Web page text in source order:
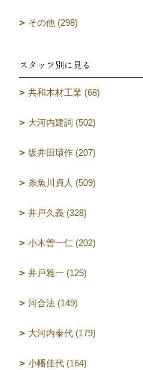
その他 (298)
スタッフ別に見る
共和木材工業 (68)
大河内建詞 (502)
坂井田環作 (207)
糸魚川貞人 (509)
井戸久義 (328)
小木曽一仁 (202)
井戸雅一 (125)
河合法 (149)
大河内泰代 (179)
小幡佳代 (164)